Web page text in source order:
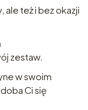
ale też i bez okazji
zestaw.
w swoim
Ci się